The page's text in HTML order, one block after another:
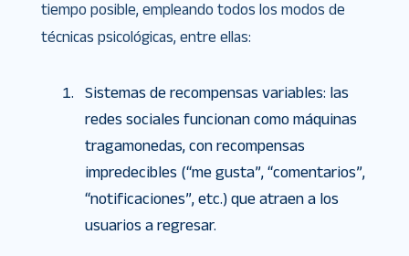
tiempo posible, empleando todos los modos de
técnicas psicológicas, entre ellas:
Sistemas de recompensas variables: las
redes sociales funcionan como máquinas
tragamonedas, con recompensas
impredecibles (“me gusta”, “comentarios”,
“notificaciones”, etc.) que atraen a los
usuarios a regresar.